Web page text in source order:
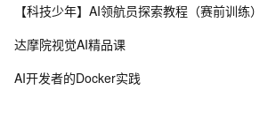
【科技少年】AI领航员探索教程（赛前训练）
达摩院视觉AI精品课
AI开发者的Docker实践